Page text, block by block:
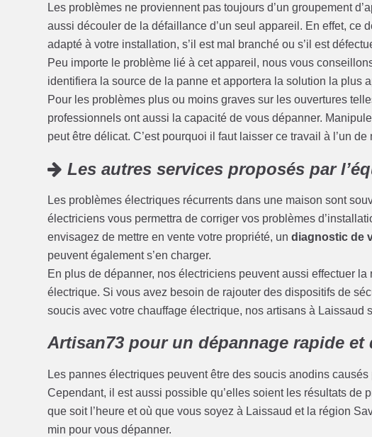
Les problèmes ne proviennent pas toujours d’un groupement
aussi découler de la défaillance d’un seul appareil. En effet, ce
adapté à votre installation, s’il est mal branché ou s’il est
Peu importe le problème lié à cet appareil, nous vous
identifiera la source de la panne et apportera la solution la plus
Pour les problèmes plus ou moins graves sur les ouvertures
professionnels ont aussi la capacité de vous dépanner.
peut être délicat. C’est pourquoi il faut laisser ce travail à l’un de
Les autres services proposés par
Les problèmes électriques récurrents dans une maison sont
électriciens vous permettra de corriger vos problèmes
envisagez de mettre en vente votre propriété, undiagnostic de
peuvent également s’en charger.
En plus de dépanner, nos électriciens peuvent aussi effectuer
électrique. Si vous avez besoin de rajouter des dispositifs de
soucis avec votre chauffage électrique, nos artisans à Laissaud
Artisan73 pour un dépannage rapide et
Les pannes électriques peuvent être des soucis anodins
Cependant, il est aussi possible qu’elles soient les résultats
que soit l’heure et où que vous soyez à Laissaud et la région
min pour vous dépanner.